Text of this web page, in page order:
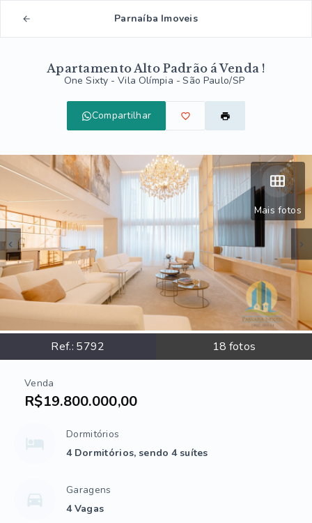
Parnaíba Imoveis
Apartamento Alto Padrão á Venda !
One Sixty -Vila Olímpia - São Paulo/SP
Compartilhar
Mais fotos
Ref.: 5792 18 fotos
Venda
R$19.800.000,00
Dormitórios
4 Dormitórios, sendo 4 suítes
Garagens
4 Vagas